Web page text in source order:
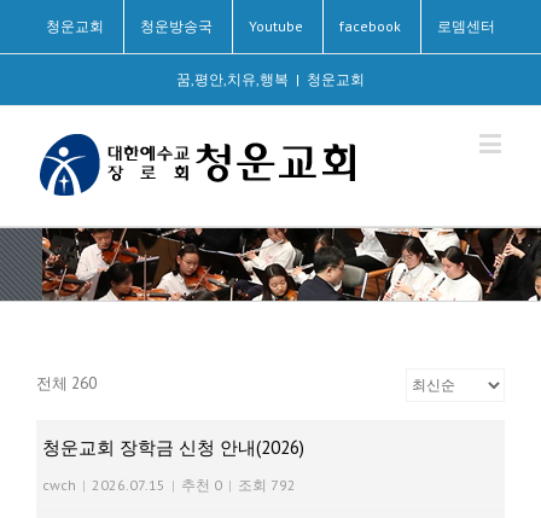
청운교회 청운방송국 Youtube facebook 로뎀센터
꿈,평안,치유,행복 | 청운교회
전체 260
청운교회 장학금 신청 안내(2026)
cwch | 2026.07.15 | 추천 0 | 조회 792